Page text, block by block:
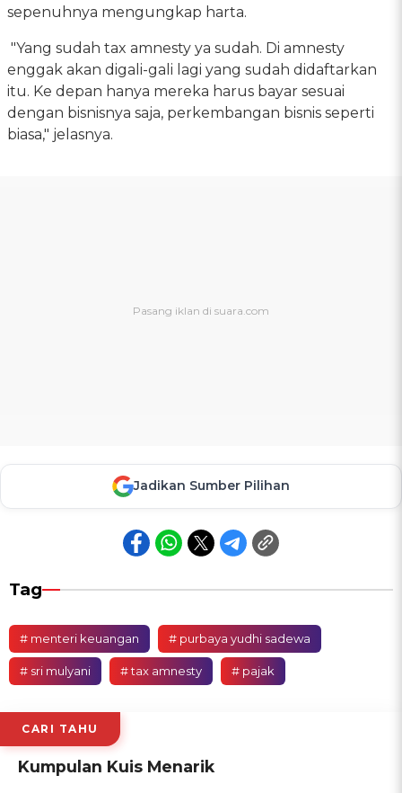
sepenuhnya mengungkap harta.
"Yang sudah tax amnesty ya sudah. Di amnesty
enggak akan digali-gali lagi yang sudah didaftarkan
itu. Ke depan hanya mereka harus bayar sesuai
dengan bisnisnya saja, perkembangan bisnis seperti
biasa," jelasnya.
Jadikan Sumber Pilihan
Tag
# menteri keuangan # purbaya yudhi sadewa
# sri mulyani # tax amnesty # pajak
CARI TAHU
Kumpulan Kuis Menarik